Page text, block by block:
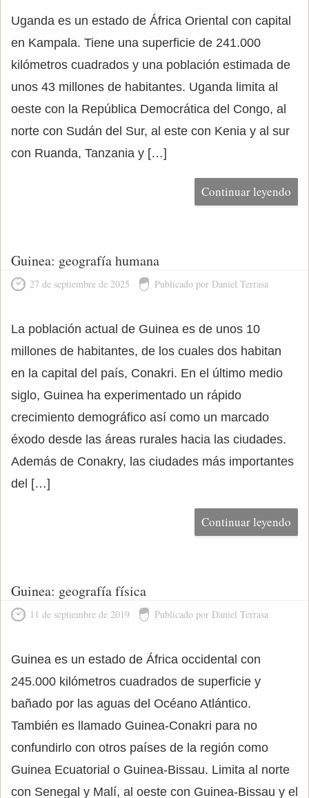
Uganda es un estado de África Oriental con capital
en Kampala. Tiene una superficie de 241.000
kilómetros cuadrados y una población estimada de
unos 43 millones de habitantes. Uganda limita al
oeste con la República Democrática del Congo, al
norte con Sudán del Sur, al este con Kenia y al sur
con Ruanda, Tanzania y […]
Continuar leyendo
Guinea: geografía humana
27 de septiembre de 2025 Publicado por Daniel Terrasa
La población actual de Guinea es de unos 10
millones de habitantes, de los cuales dos habitan
en la capital del país, Conakri. En el último medio
siglo, Guinea ha experimentado un rápido
crecimiento demográfico así como un marcado
éxodo desde las áreas rurales hacia las ciudades.
Además de Conakry, las ciudades más importantes
del […]
Continuar leyendo
Guinea: geografía física
11 de septiembre de 2019 Publicado por Daniel Terrasa
Guinea es un estado de África occidental con
245.000 kilómetros cuadrados de superficie y
bañado por las aguas del Océano Atlántico.
También es llamado Guinea-Conakri para no
confundirlo con otros países de la región como
Guinea Ecuatorial o Guinea-Bissau. Limita al norte
con Senegal y Malí, al oeste con Guinea-Bissau y el